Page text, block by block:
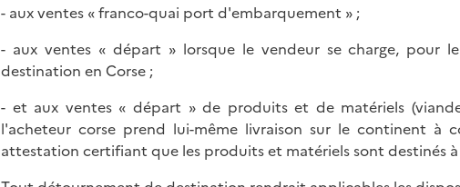
- aux ventes « franco-quai port d'embarquement » ;
- aux ventes « départ » lorsque le vendeur se charge, pour
destination en Corse ;
- et aux ventes « départ » de produits et de matériels
l'acheteur corse prend lui-même livraison sur le continent à
attestation certifiant que les produits et matériels sont destinés à